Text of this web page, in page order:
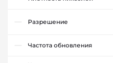
Разрешение
Частота обновления